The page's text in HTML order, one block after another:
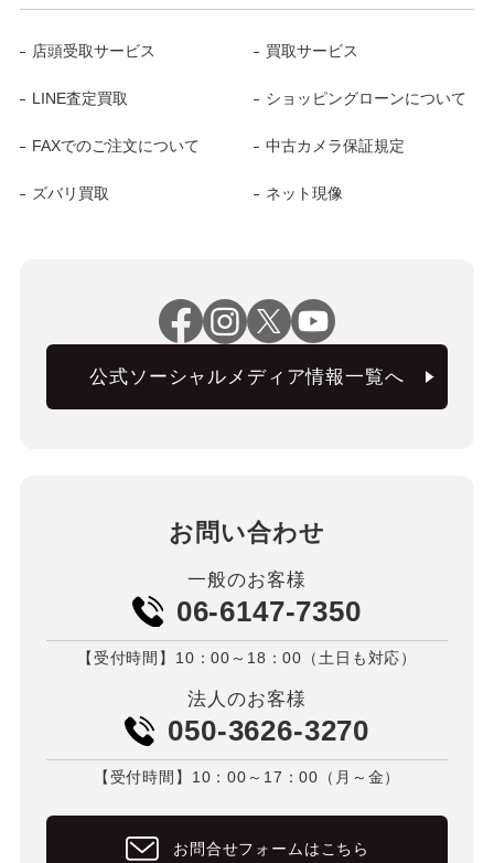
店頭受取サービス 買取サービス
LINE査定買取 ショッピングローンについて
FAXでのご注文について 中古カメラ保証規定
ズバリ買取 ネット現像
公式ソーシャルメディア情報一覧へ
お問い合わせ
一般のお客様
06-6147-7350
【受付時間】10：00～18：00（土日も対応）
法人のお客様
050-3626-3270
【受付時間】10：00～17：00（月～金）
お問合せフォームはこちら